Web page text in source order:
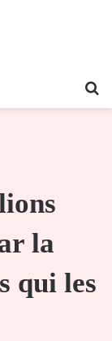
la
qui les